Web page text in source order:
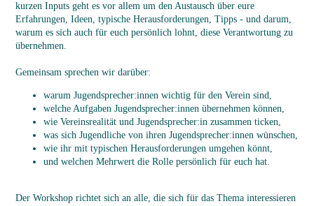
kurzen Inputs geht es vor allem um den Austausch über eure
Erfahrungen, Ideen, typische Herausforderungen, Tipps - und darum,
warum es sich auch für euch persönlich lohnt, diese Verantwortung zu
übernehmen.
Gemeinsam sprechen wir darüber:
warum Jugendsprecher:innen wichtig für den Verein sind,
welche Aufgaben Jugendsprecher:innen übernehmen können,
wie Vereinsrealität und Jugendsprecher:in zusammen ticken,
was sich Jugendliche von ihren Jugendsprecher:innen wünschen,
wie ihr mit typischen Herausforderungen umgehen könnt,
und welchen Mehrwert die Rolle persönlich für euch hat.
Der Workshop richtet sich an alle, die sich für das Thema interessieren